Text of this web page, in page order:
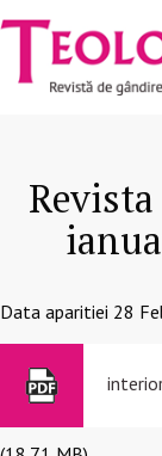
Mergi la conţinutul
Navigare
principală
Data aparitiei 28